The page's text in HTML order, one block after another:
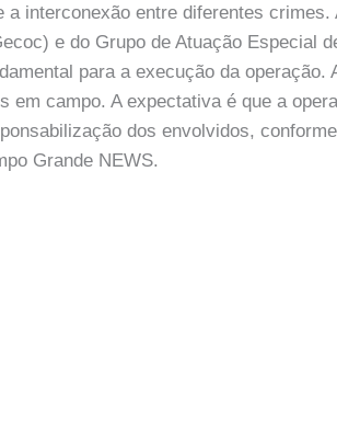
a interconexão entre diferentes
e do Grupo de Atuação Especial
para a execução da
em campo. A expectativa é que a
dos envolvidos,
Grande NEWS.